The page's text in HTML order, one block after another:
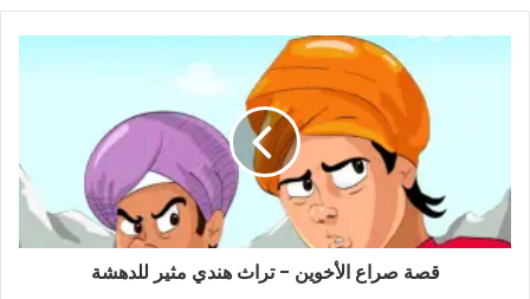
قصة صراع الأخوين - تراث هندي مثير للدهشة